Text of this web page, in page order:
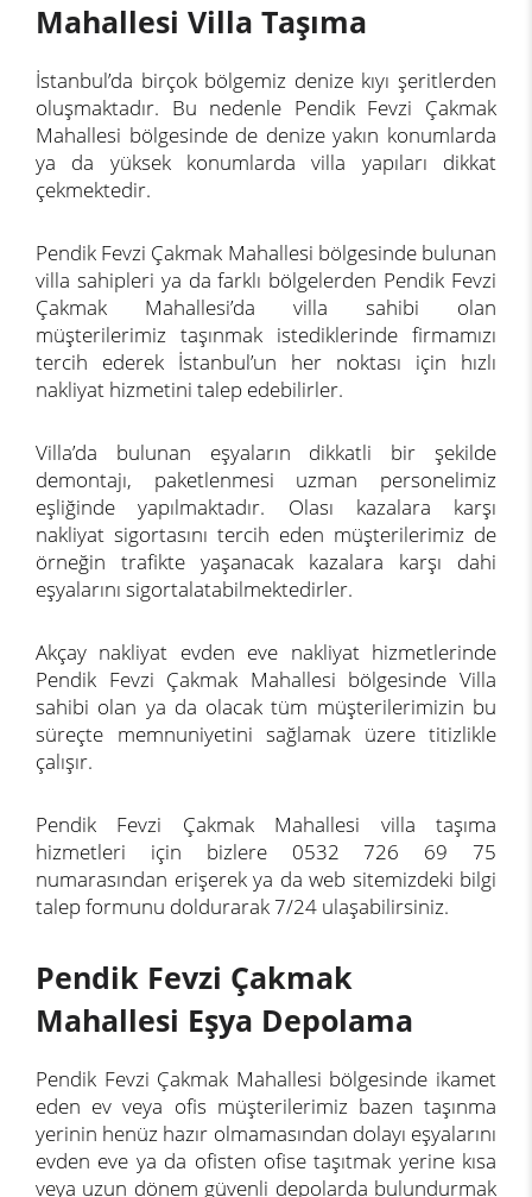
Mahallesi Villa Taşıma
İstanbul’da birçok bölgemiz denize kıyı şeritlerden
oluşmaktadır. Bu nedenle Pendik Fevzi Çakmak
Mahallesi bölgesinde de denize yakın konumlarda
ya da yüksek konumlarda villa yapıları dikkat
çekmektedir.
Pendik Fevzi Çakmak Mahallesi bölgesinde bulunan
villa sahipleri ya da farklı bölgelerden Pendik Fevzi
Çakmak Mahallesi’da villa sahibi olan
müşterilerimiz taşınmak istediklerinde firmamızı
tercih ederek İstanbul’un her noktası için hızlı
nakliyat hizmetini talep edebilirler.
Villa’da bulunan eşyaların dikkatli bir şekilde
demontajı, paketlenmesi uzman personelimiz
eşliğinde yapılmaktadır. Olası kazalara karşı
nakliyat sigortasını tercih eden müşterilerimiz de
örneğin trafikte yaşanacak kazalara karşı dahi
eşyalarını sigortalatabilmektedirler.
Akçay nakliyat evden eve nakliyat hizmetlerinde
Pendik Fevzi Çakmak Mahallesi bölgesinde Villa
sahibi olan ya da olacak tüm müşterilerimizin bu
süreçte memnuniyetini sağlamak üzere titizlikle
çalışır.
Pendik Fevzi Çakmak Mahallesi villa taşıma
hizmetleri için bizlere 0532 726 69 75
numarasından erişerek ya da web sitemizdeki bilgi
talep formunu doldurarak 7/24 ulaşabilirsiniz.
Pendik Fevzi Çakmak
Mahallesi Eşya Depolama
Pendik Fevzi Çakmak Mahallesi bölgesinde ikamet
eden ev veya ofis müşterilerimiz bazen taşınma
yerinin henüz hazır olmamasından dolayı eşyalarını
evden eve ya da ofisten ofise taşıtmak yerine kısa
veya uzun dönem güvenli depolarda bulundurmak